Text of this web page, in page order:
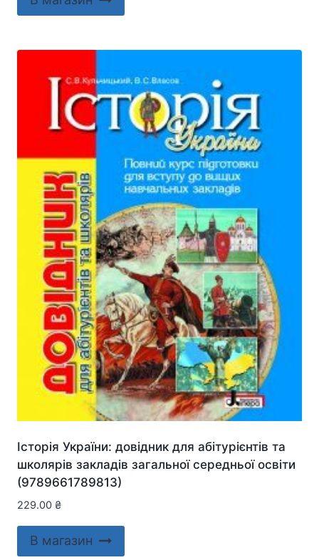
Історія України: довідник для абітурієнтів та
школярів закладів загальної середньої освіти
(9789661789813)
229.00 ₴
В магазин